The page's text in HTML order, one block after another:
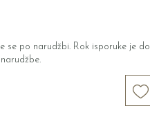
se po narudžbi. Rok isporuke je do